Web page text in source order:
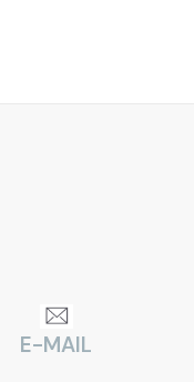
E-MAIL